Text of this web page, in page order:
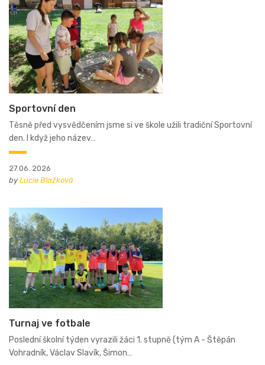
Sportovní den
Těsně před vysvědčením jsme si ve škole užili tradiční Sportovní
den. I když jeho název…
27.06. 2026
byLucie Blažková
Turnaj ve fotbale
Poslední školní týden vyrazili žáci 1. stupně (tým A - Štěpán
Vohradník, Václav Slavík, Šimon…